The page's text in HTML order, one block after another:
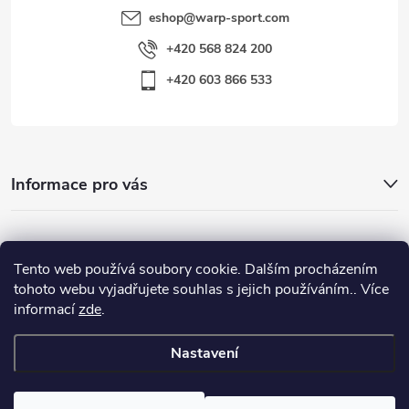
Tento web používá soubory cookie. Dalším procházením
tohoto webu vyjadřujete souhlas s jejich používáním.. Více
informacízde.
Nastavení
eshop@warp-sport.com
+420 568 824 200
+420 603 866 533
Informace pro vás
Nejhledanější
Důležité odkazy
Warp-Sport.com. Všechna práva vyhrazena.